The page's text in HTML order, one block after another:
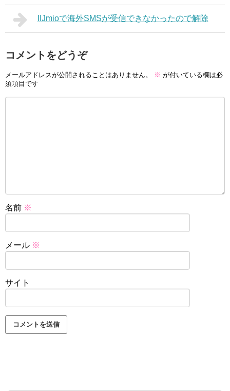
IIJmioで海外SMSが受信できなかったので解除
コメントをどうぞ
メールアドレスが公開されることはありません。 ※ が付いている欄は必
須項目です
名前 ※
メール ※
サイト